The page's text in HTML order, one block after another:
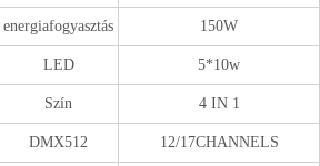
energiafogyasztás 150W
LED 5*10w
Szín 4 IN 1
DMX512 12/17CHANNELS